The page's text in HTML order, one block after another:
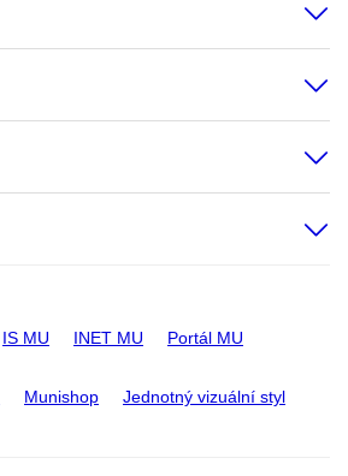
IS MU INET MU Portál MU
Munishop Jednotný vizuální styl